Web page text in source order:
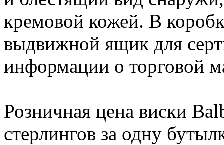
кремовой кожей. В
выдвижной ящик для
информации о торговой
Розничная цена виски
стерлингов за одну